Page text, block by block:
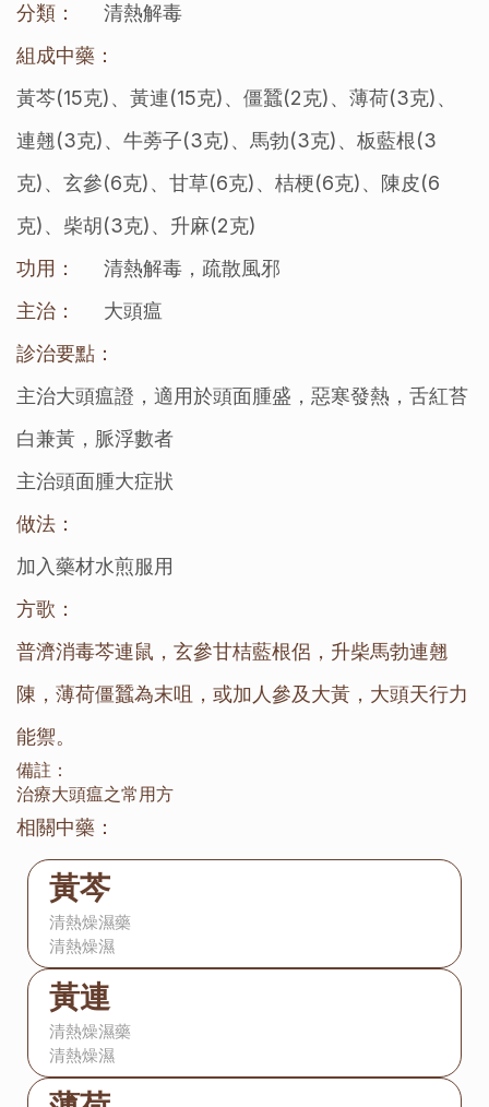
分類：
清熱解毒
組成中藥：
黃芩(15克)、黃連(15克)、僵蠶(2克)、薄荷(3克)、
連翹(3克)、牛蒡子(3克)、馬勃(3克)、板藍根(3
克)、玄參(6克)、甘草(6克)、桔梗(6克)、陳皮(6
克)、柴胡(3克)、升麻(2克)
功用：
清熱解毒，疏散風邪
主治：
大頭瘟
診治要點：
主治大頭瘟證，適用於頭面腫盛，惡寒發熱，舌紅苔
白兼黃，脈浮數者
主治頭面腫大症狀
做法：
加入藥材水煎服用
方歌：
普濟消毒芩連鼠，玄參甘桔藍根侶，升柴馬勃連翹
陳，薄荷僵蠶為末咀，或加人參及大黃，大頭天行力
能禦。
備註：
治療大頭瘟之常用方
相關中藥：
黃芩
清熱燥濕藥
清熱燥濕
黃連
清熱燥濕藥
清熱燥濕